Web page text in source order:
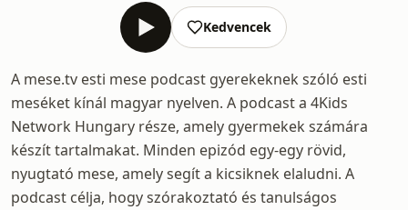
Kedvencek
A mese.tv esti mese podcast gyerekeknek szóló esti
meséket kínál magyar nyelven. A podcast a 4Kids
Network Hungary része, amely gyermekek számára
készít tartalmakat. Minden epizód egy-egy rövid,
nyugtató mese, amely segít a kicsiknek elaludni. A
podcast célja, hogy szórakoztató és tanulságos